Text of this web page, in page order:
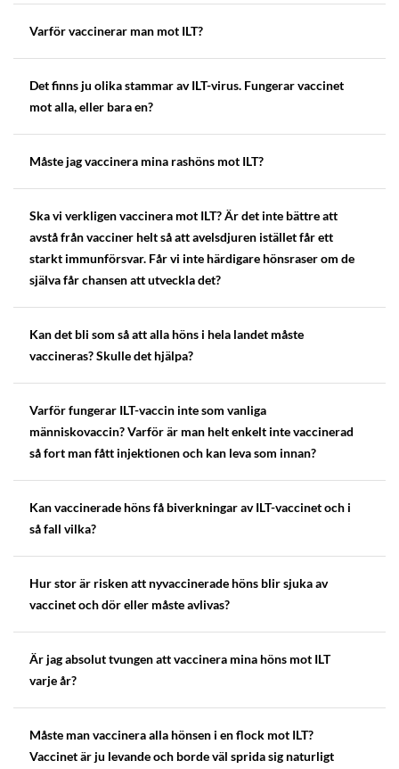
Varför vaccinerar man mot ILT?
Det finns ju olika stammar av ILT-virus. Fungerar vaccinet
mot alla, eller bara en?
Måste jag vaccinera mina rashöns mot ILT?
Ska vi verkligen vaccinera mot ILT? Är det inte bättre att
avstå från vacciner helt så att avelsdjuren istället får ett
starkt immunförsvar. Får vi inte härdigare hönsraser om de
själva får chansen att utveckla det?
Kan det bli som så att alla höns i hela landet måste
vaccineras? Skulle det hjälpa?
Varför fungerar ILT-vaccin inte som vanliga
människovaccin? Varför är man helt enkelt inte vaccinerad
så fort man fått injektionen och kan leva som innan?
Kan vaccinerade höns få biverkningar av ILT-vaccinet och i
så fall vilka?
Hur stor är risken att nyvaccinerade höns blir sjuka av
vaccinet och dör eller måste avlivas?
Är jag absolut tvungen att vaccinera mina höns mot ILT
varje år?
Måste man vaccinera alla hönsen i en flock mot ILT?
Vaccinet är ju levande och borde väl sprida sig naturligt